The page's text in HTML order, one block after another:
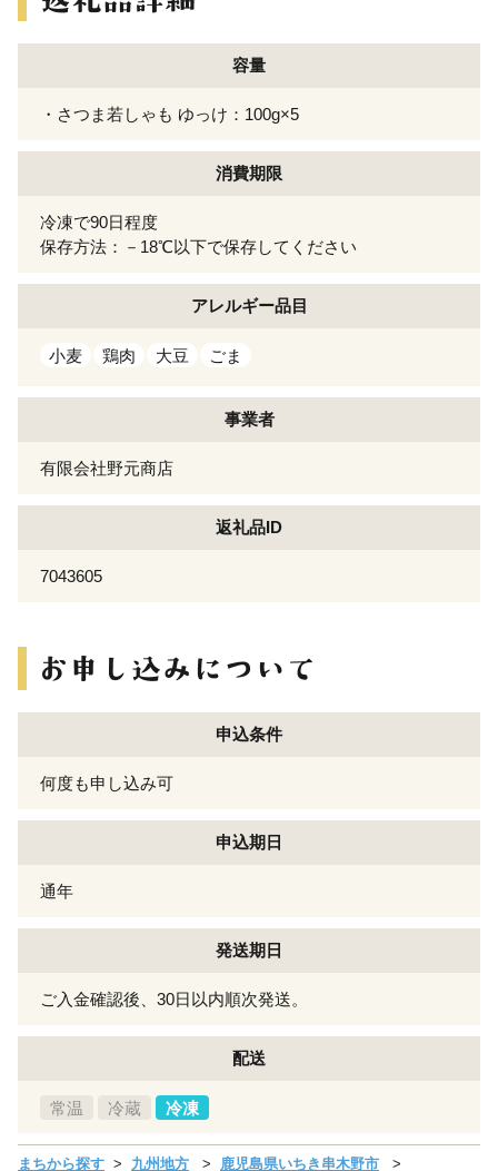
容量
・さつま若しゃも ゆっけ：100g×5
消費期限
冷凍で90日程度
保存方法：－18℃以下で保存してください
アレルギー品目
小麦 鶏肉 大豆 ごま
事業者
有限会社野元商店
返礼品ID
7043605
申込条件
何度も申し込み可
申込期日
通年
発送期日
ご入金確認後、30日以内順次発送。
配送
常温 冷蔵 冷凍
まちから探す 九州地方 鹿児島県いちき串木野市